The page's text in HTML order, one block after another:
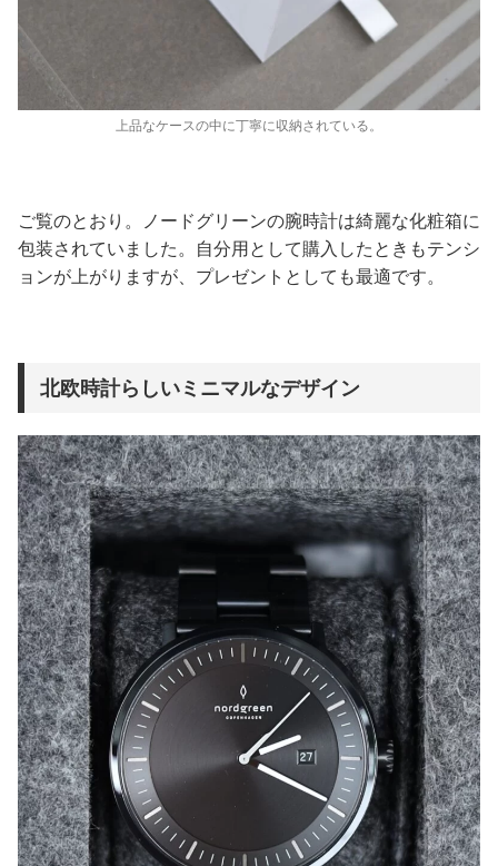
上品なケースの中に丁寧に収納されている。
ご覧のとおり。ノードグリーンの腕時計は綺麗な化粧箱に
包装されていました。自分用として購入したときもテンシ
ョンが上がりますが、プレゼントとしても最適です。
北欧時計らしいミニマルなデザイン